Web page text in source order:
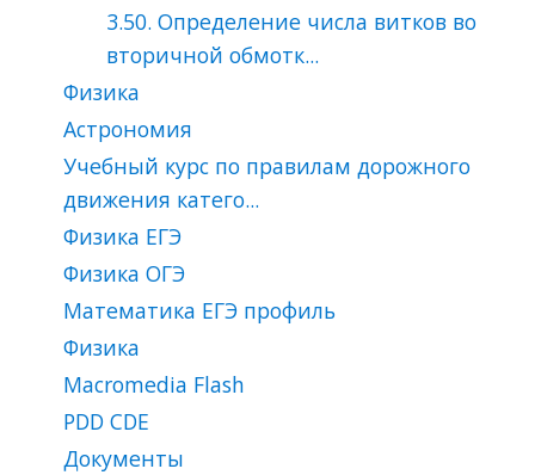
3.50. Определение числа витков во
вторичной обмотк...
Физика
Астрономия
Учебный курс по правилам дорожного
движения катего...
Физика ЕГЭ
Физика ОГЭ
Математика ЕГЭ профиль
Физика
Macromedia Flash
PDD CDЕ
Документы